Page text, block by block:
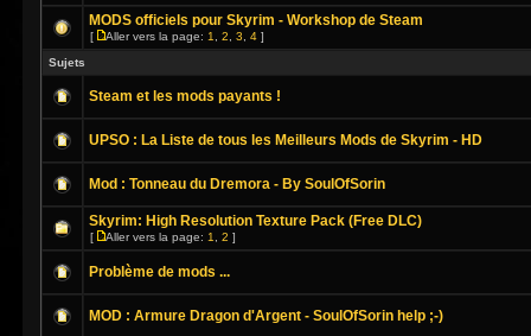
MODS officiels pour Skyrim - Workshop de Steam
[ Aller vers la page: 1 2 3 4 ]
Sujets
Steam et les mods payants !
UPSO : La Liste de tous les Meilleurs Mods de Skyrim - HD
Mod : Tonneau du Dremora - By SoulOfSorin
Skyrim: High Resolution Texture Pack (Free DLC)
[ Aller vers la page: 1 2 ]
Problème de mods ...
MOD : Armure Dragon d'Argent - SoulOfSorin help ;-)